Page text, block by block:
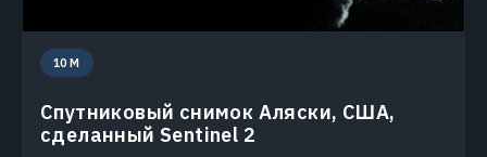
10 M
Спутниковый снимок Аляски, США,
сделанный Sentinel 2